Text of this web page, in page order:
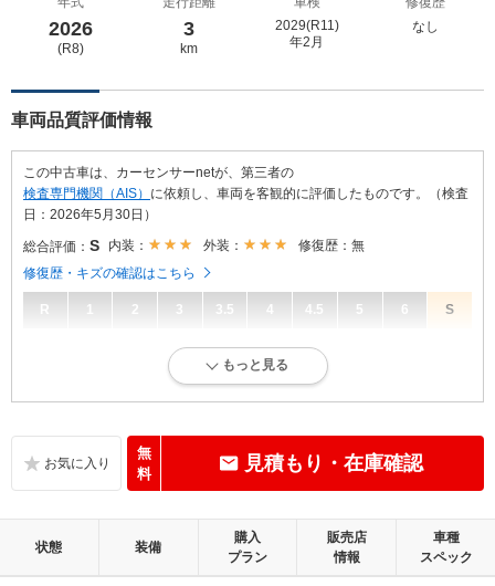
2026
(R8)
3
km
2029(R11)
年2月
なし
車両品質評価情報
この中古車は、カーセンサーnetが、第三者の
検査専門機関（AIS） に依頼し、車両を客観的に評価したものです。（検査
日：2026年5月30日）
総合評価： S 内装： 外装：
修復歴：無
修復歴・キズの確認はこちら
R 1 2 3 3.5 4 4.5 5 6 S
新車登録後12ヶ月未満、走行距離1万km以下で、内外装にダメージがな
無キズ、もしくは傷みや汚れなどがほぼない、とても綺麗な状態です。
外装：
無キズ、もしくはキズやヘコミなどがほぼない、とても綺麗な状態で
もっと見る
無
料
見積もり・在庫確認
状態 装備
購入
プラン
販売店
情報
車種
スペック